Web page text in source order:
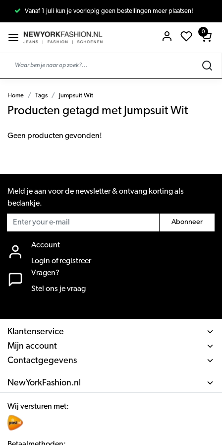
Vanaf 1 juli kun je voorlopig geen bestellingen meer plaatsen!
0
Home Tags Jumpsuit Wit
Producten getagd met Jumpsuit Wit
Geen producten gevonden!
Meld je aan voor de newsletter & ontvang korting als
bedankje.
Abonneer
Account
Login of registreer
Vragen?
Stel ons je vraag
Klantenservice
Mijn account
Contactgegevens
NewYorkFashion.nl
Wij versturen met: